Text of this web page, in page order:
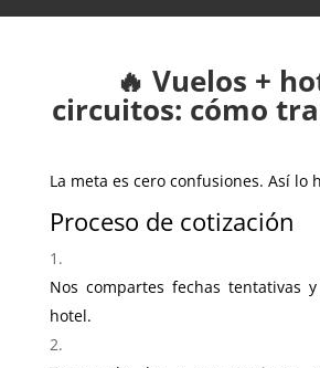
🔥 Vuelos +
circuitos: cómo
La meta es cero confusiones. Así lo
Proceso de cotización
Nos compartes fechas tentativas
hotel.